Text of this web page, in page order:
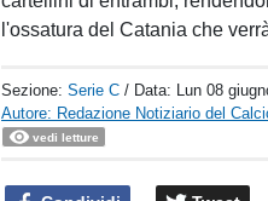
l'ossatura del Catania che
Sezione:Serie C / Data: Lun 08
Autore: Redazione Notiziario del
vedi letture